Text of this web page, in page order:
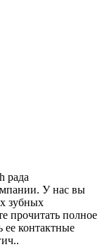
рада
У нас вы
зубных
прочитать полное
ее контактные